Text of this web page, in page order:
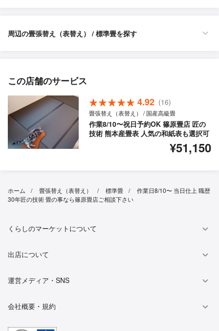
周辺の畳張替え（表替え） / 標準畳を探す
この店舗のサービス
4.92 (16)
畳張替え（表替え） / 国産高級畳
作業8/10〜祝日予約OK 篠原畳店 匠の
技術 熊本産畳表 人気の和紙表も選択可
¥51,150
ホーム 畳張替え（表替え） 標準畳
作業日8/10〜 当日仕上 職歴
30年匠の技術 畳の事なら篠原畳店ご相談下さい
くらしのマーケットについて
出店について
運営メディア・SNS
会社概要・規約